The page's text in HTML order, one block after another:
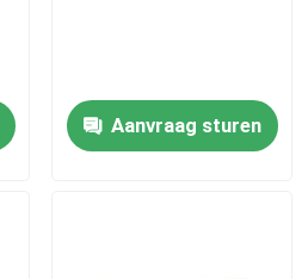
Aanvraag sturen